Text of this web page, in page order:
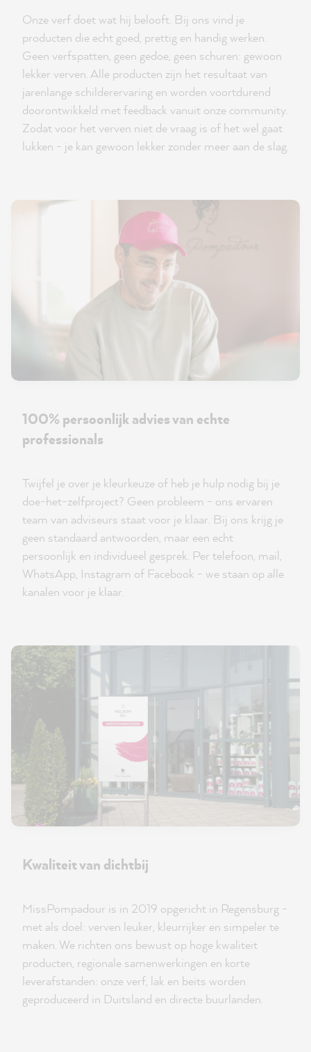
Onze verf doet wat hij belooft. Bij ons vind je
producten die echt goed, prettig en handig werken.
Geen verfspatten, geen gedoe, geen schuren: gewoon
lekker verven. Alle producten zijn het resultaat van
jarenlange schilderervaring en worden voortdurend
doorontwikkeld met feedback vanuit onze community.
Zodat voor het verven niet de vraag is of het wel gaat
lukken - je kan gewoon lekker zonder meer aan de slag.
100% persoonlijk advies van echte
professionals
Twijfel je over je kleurkeuze of heb je hulp nodig bij je
doe-het-zelfproject? Geen probleem - ons ervaren
team van adviseurs staat voor je klaar. Bij ons krijg je
geen standaard antwoorden, maar een echt
persoonlijk en individueel gesprek. Per telefoon, mail,
WhatsApp, Instagram of Facebook - we staan op alle
kanalen voor je klaar.
Kwaliteit van dichtbij
MissPompadour is in 2019 opgericht in Regensburg -
met als doel: verven leuker, kleurrijker en simpeler te
maken. We richten ons bewust op hoge kwaliteit
producten, regionale samenwerkingen en korte
leverafstanden: onze verf, lak en beits worden
geproduceerd in Duitsland en directe buurlanden.